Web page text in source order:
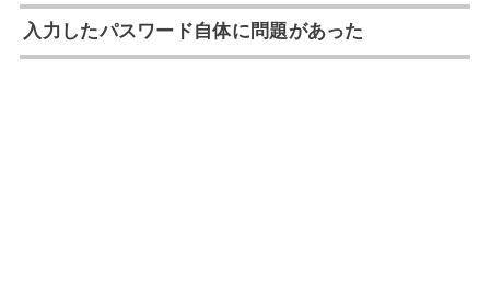
入力したパスワード自体に問題があった